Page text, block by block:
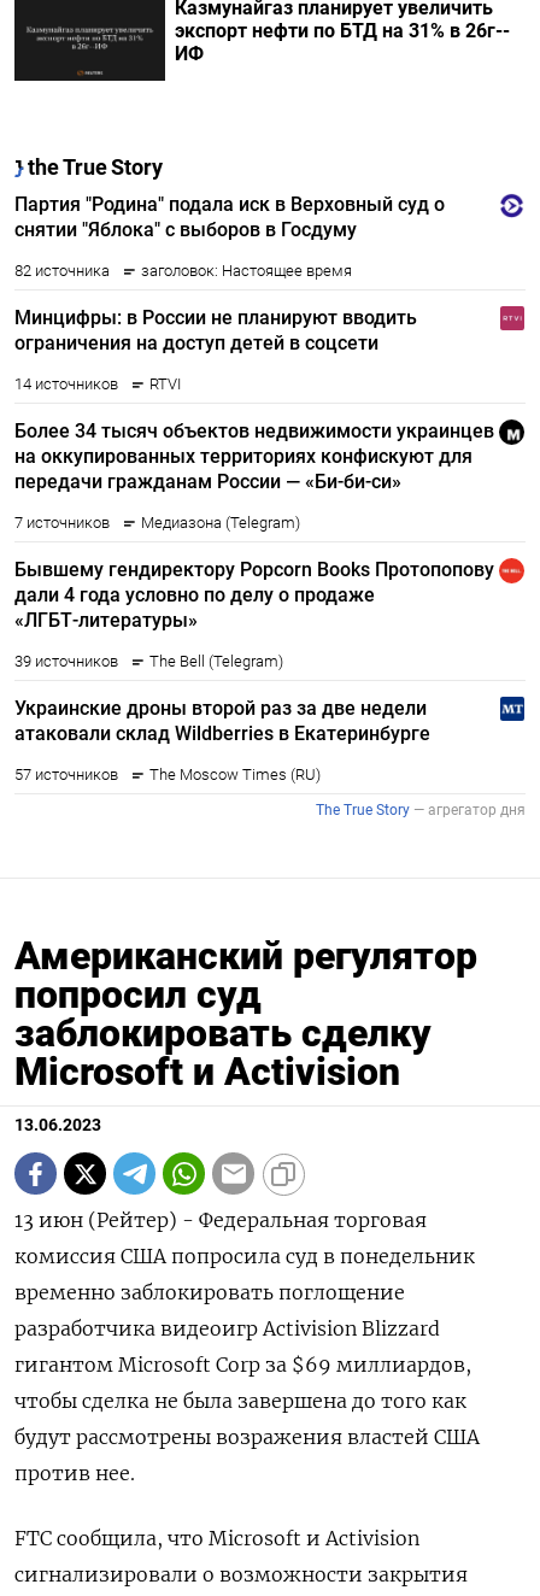
Казмунайгаз планирует увеличить
экспорт нефти по БТД на 31% в 26г--
ИФ
Американский регулятор
попросил суд
заблокировать сделку
Microsoft и Activision
13.06.2023
13 июн (Рейтер) - Федеральная торговая
комиссия США попросила суд в понедельник
временно заблокировать поглощение
разработчика видеоигр Activision Blizzard
гигантом Microsoft Corp за $69 миллиардов,
чтобы сделка не была завершена до того как
будут рассмотрены возражения властей США
против нее.
FTC сообщила, что Microsoft и Activision
сигнализировали о возможности закрытия